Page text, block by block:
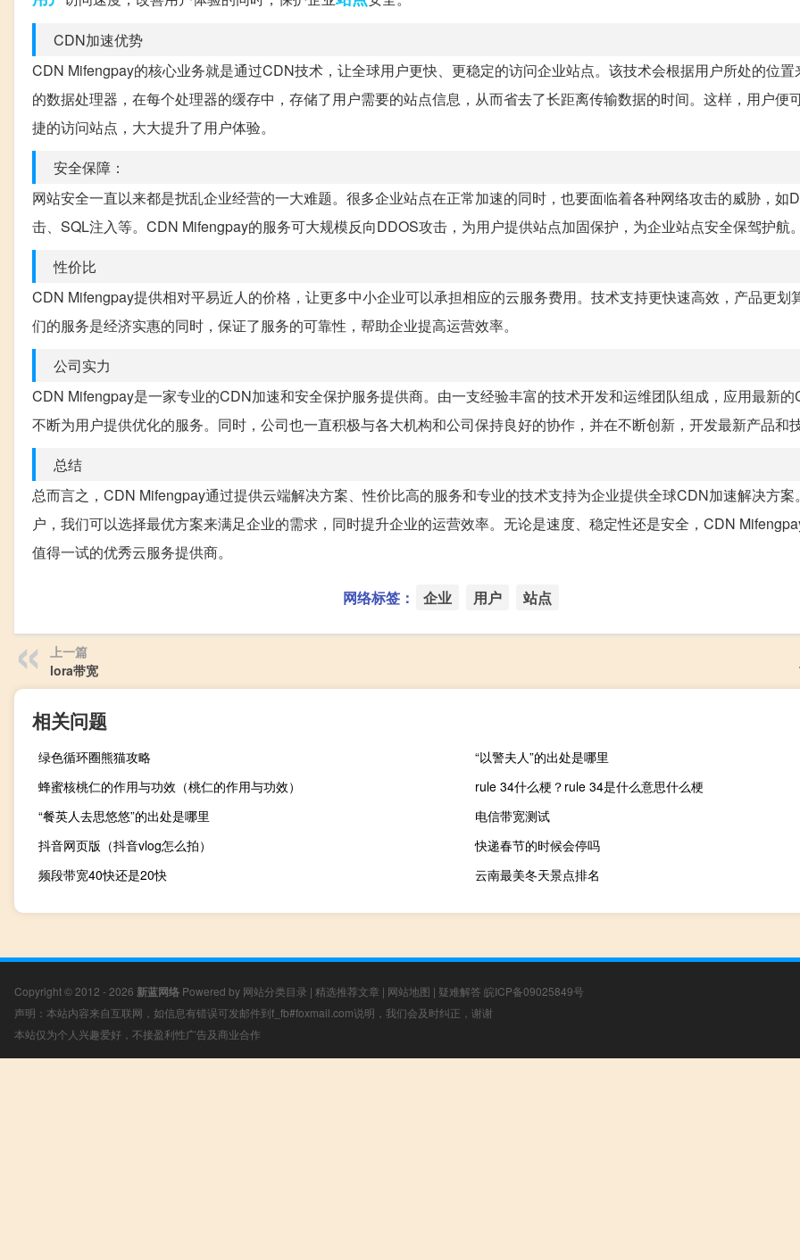
CDN加速优势
CDN Mifengpay的核心业务就是通过CDN技术，让全球用户更快、更稳定的访问企业站点。该技术会根据用户所处的位置
的数据处理器，在每个处理器的缓存中，存储了用户需要的站点信息，从而省去了长距离传输数据的时间。这样，用户便
捷的访问站点，大大提升了用户体验。
安全保障：
网站安全一直以来都是扰乱企业经营的一大难题。很多企业站点在正常加速的同时，也要面临着各种网络攻击的威胁，如
击、SQL注入等。CDN Mifengpay的服务可大规模反向DDOS攻击，为用户提供站点加固保护，为企业站点安全保驾护航
性价比
CDN Mifengpay提供相对平易近人的价格，让更多中小企业可以承担相应的云服务费用。技术支持更快速高效，产品更划
们的服务是经济实惠的同时，保证了服务的可靠性，帮助企业提高运营效率。
公司实力
CDN Mifengpay是一家专业的CDN加速和安全保护服务提供商。由一支经验丰富的技术开发和运维团队组成，应用最新
不断为用户提供优化的服务。同时，公司也一直积极与各大机构和公司保持良好的协作，并在不断创新，开发最新产品和
总结
总而言之，CDN Mifengpay通过提供云端解决方案、性价比高的服务和专业的技术支持为企业提供全球CDN加速解决方案
户，我们可以选择最优方案来满足企业的需求，同时提升企业的运营效率。无论是速度、稳定性还是安全，CDN
值得一试的优秀云服务提供商。
网络标签： 企业 用户 站点
上一篇
lora带宽
相关问题
绿色循环圈熊猫攻略
“以警夫人”的出处是哪里
蜂蜜核桃仁的作用与功效（桃仁的作用与功效）
rule 34什么梗？rule 34是什么意思什么梗
“餐英人去思悠悠”的出处是哪里
电信带宽测试
抖音网页版（抖音vlog怎么拍）
快递春节的时候会停吗
频段带宽40快还是20快
云南最美冬天景点排名
Copyright © 2012 - 2026 新蓝网络 Powered by 网站分类目录 | 精选推荐文章 | 网站地图 | 疑难解答 皖ICP备09025849号
声明：本站内容来自互联网，如信息有错误可发邮件到f_fb#foxmail.com说明，我们会及时纠正，谢谢
本站仅为个人兴趣爱好，不接盈利性广告及商业合作